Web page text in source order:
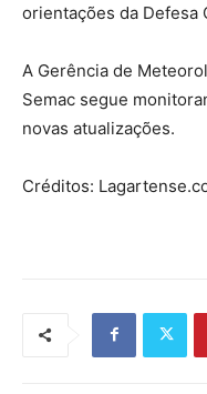
orientações da Defesa
A Gerência de
Semac segue
novas atualizações.
Créditos: